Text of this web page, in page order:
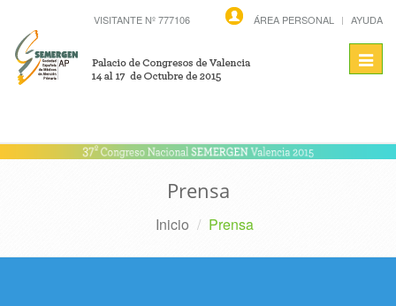
ÁREA PERSONAL AYUDA
VISITANTE Nº 777106
Prensa
Inicio Prensa